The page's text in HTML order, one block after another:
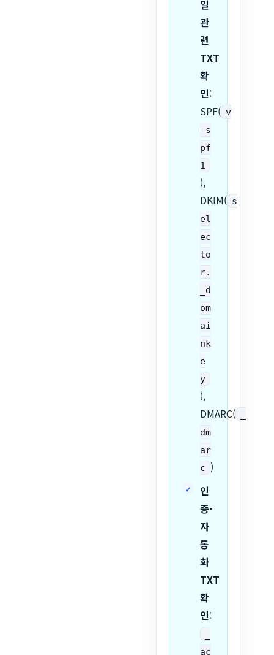
일
관
련
TXT
확
인:
SPF( v
=s
pf
1
),
DKIM( s
el
ec
to
r.
_d
om
ai
nk
e
y
),
DMARC(
dm
ar
c )
인
증·
자
동
화
TXT
확
인:
ac